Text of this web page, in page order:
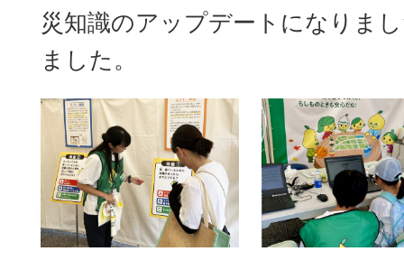
災知識のアップデートになりま
ました。